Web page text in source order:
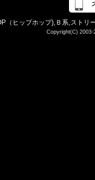
（ヒップホップ),Ｂ系,スト
Copyright(C) 2003-